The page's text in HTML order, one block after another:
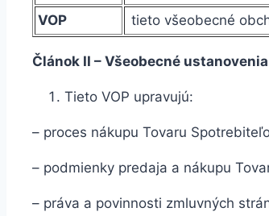
VOP
tieto všeobecné
Článok II – Všeobecné ustanovenia
Tieto VOP upravujú:
– proces nákupu Tovaru
– podmienky predaja a nákupu
– práva a povinnosti zmluvných